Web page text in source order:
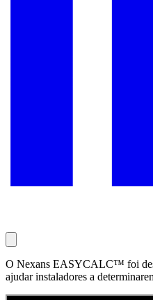
O Nexans EASYCALC™ foi
ajudar instaladores a